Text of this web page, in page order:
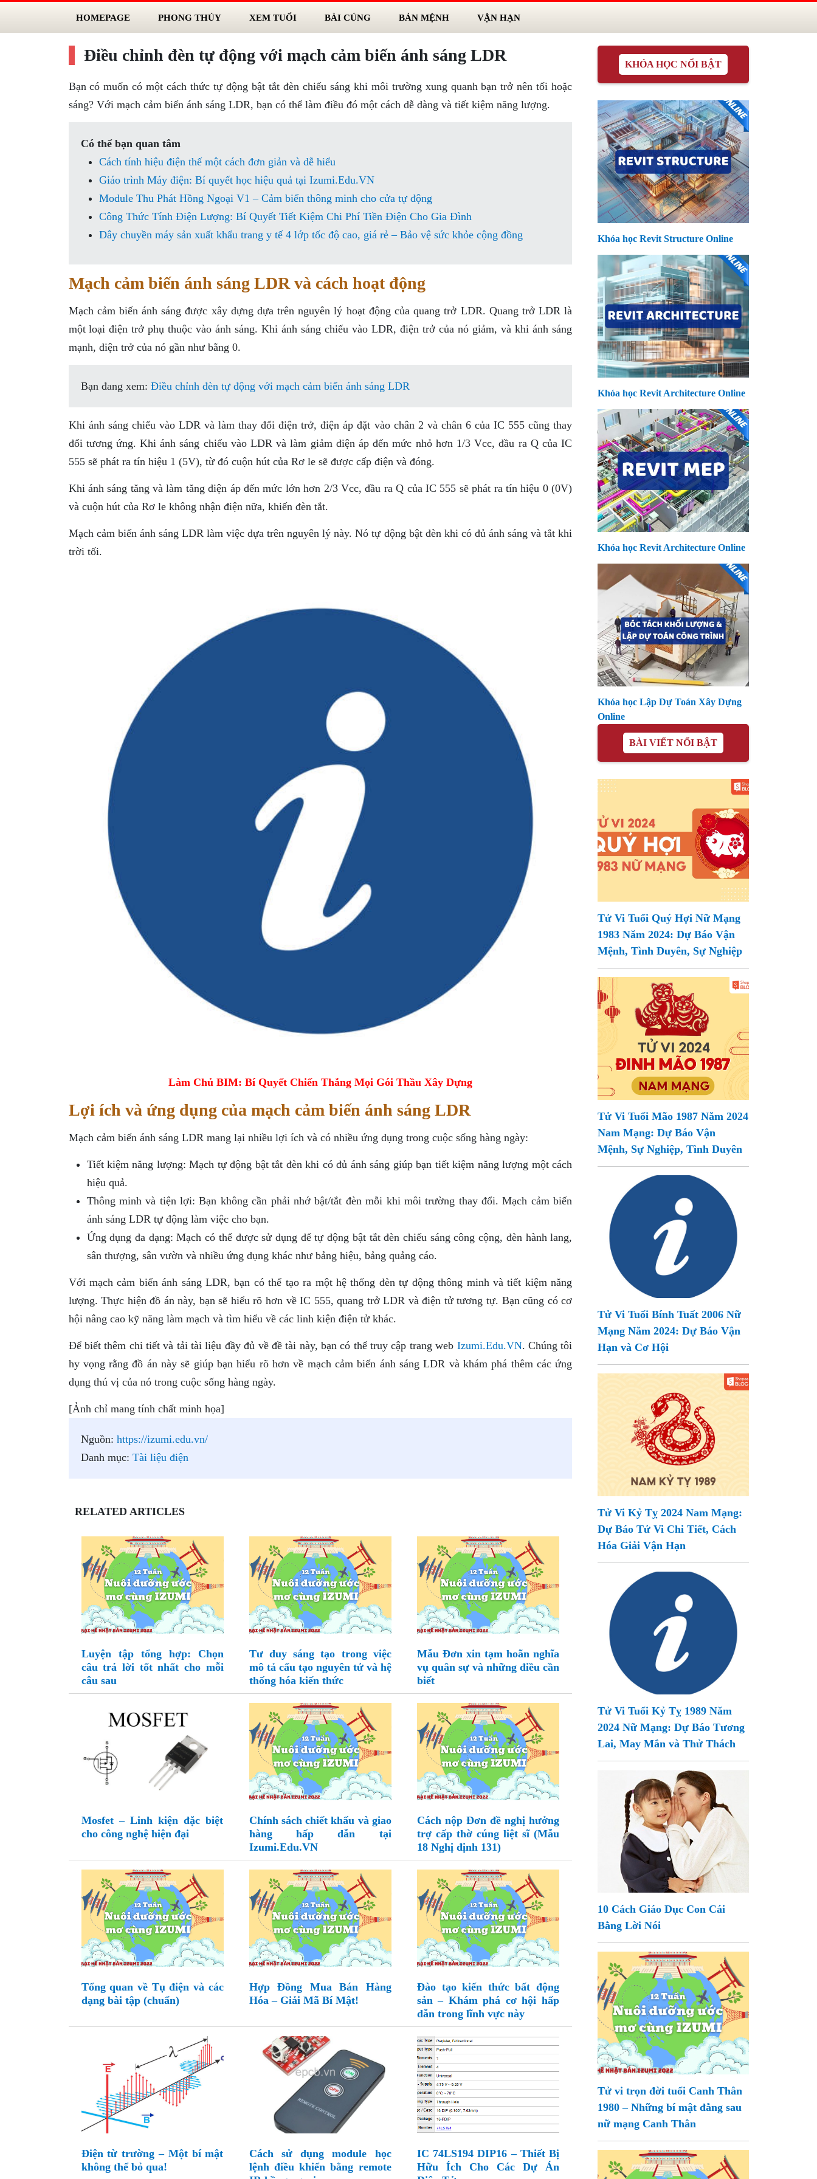
HOMEPAGE PHONG THỦY XEM TUỔI BÀI CÚNG BẢN MỆNH VẬN HẠN
Điều chỉnh đèn tự động với mạch cảm biến ánh sáng LDR
Bạn có muốn có một cách thức tự động bật tắt đèn chiếu sáng khi môi trường xung quanh bạn trở nên tối hoặc
sáng? Với mạch cảm biến ánh sáng LDR, bạn có thể làm điều đó một cách dễ dàng và tiết kiệm năng lượng.
Có thể bạn quan tâm
Cách tính hiệu điện thế một cách đơn giản và dễ hiểu
Giáo trình Máy điện: Bí quyết học hiệu quả tại Izumi.Edu.VN
Module Thu Phát Hồng Ngoại V1 – Cảm biến thông minh cho cửa tự động
Công Thức Tính Điện Lượng: Bí Quyết Tiết Kiệm Chi Phí Tiền Điện Cho Gia Đình
Dây chuyền máy sản xuất khẩu trang y tế 4 lớp tốc độ cao, giá rẻ – Bảo vệ sức khỏe cộng đồng
Mạch cảm biến ánh sáng LDR và cách hoạt động
Mạch cảm biến ánh sáng được xây dựng dựa trên nguyên lý hoạt động của quang trở LDR. Quang trở LDR là
một loại điện trở phụ thuộc vào ánh sáng. Khi ánh sáng chiếu vào LDR, điện trở của nó giảm, và khi ánh sáng
mạnh, điện trở của nó gần như bằng 0.
Bạn đang xem: Điều chỉnh đèn tự động với mạch cảm biến ánh sáng LDR
Khi ánh sáng chiếu vào LDR và làm thay đổi điện trở, điện áp đặt vào chân 2 và chân 6 của IC 555 cũng thay
đổi tương ứng. Khi ánh sáng chiếu vào LDR và làm giảm điện áp đến mức nhỏ hơn 1/3 Vcc, đầu ra Q của IC
555 sẽ phát ra tín hiệu 1 (5V), từ đó cuộn hút của Rơ le sẽ được cấp điện và đóng.
Khi ánh sáng tăng và làm tăng điện áp đến mức lớn hơn 2/3 Vcc, đầu ra Q của IC 555 sẽ phát ra tín hiệu 0 (0V)
và cuộn hút của Rơ le không nhận điện nữa, khiến đèn tắt.
Mạch cảm biến ánh sáng LDR làm việc dựa trên nguyên lý này. Nó tự động bật đèn khi có đủ ánh sáng và tắt khi
trời tối.
Làm Chủ BIM: Bí Quyết Chiến Thắng Mọi Gói Thầu Xây Dựng
Lợi ích và ứng dụng của mạch cảm biến ánh sáng LDR
Mạch cảm biến ánh sáng LDR mang lại nhiều lợi ích và có nhiều ứng dụng trong cuộc sống hàng ngày:
Tiết kiệm năng lượng: Mạch tự động bật tắt đèn khi có đủ ánh sáng giúp bạn tiết kiệm năng lượng một cách
hiệu quả.
Thông minh và tiện lợi: Bạn không cần phải nhớ bật/tắt đèn mỗi khi môi trường thay đổi. Mạch cảm biến
ánh sáng LDR tự động làm việc cho bạn.
Ứng dụng đa dạng: Mạch có thể được sử dụng để tự động bật tắt đèn chiếu sáng công cộng, đèn hành lang,
sân thượng, sân vườn và nhiều ứng dụng khác như bảng hiệu, bảng quảng cáo.
Với mạch cảm biến ánh sáng LDR, bạn có thể tạo ra một hệ thống đèn tự động thông minh và tiết kiệm năng
lượng. Thực hiện đồ án này, bạn sẽ hiểu rõ hơn về IC 555, quang trở LDR và điện tử tương tự. Bạn cũng có cơ
hội nâng cao kỹ năng làm mạch và tìm hiểu về các linh kiện điện tử khác.
Để biết thêm chi tiết và tải tài liệu đầy đủ về đề tài này, bạn có thể truy cập trang web Izumi.Edu.VN. Chúng tôi
hy vọng rằng đồ án này sẽ giúp bạn hiểu rõ hơn về mạch cảm biến ánh sáng LDR và khám phá thêm các ứng
dụng thú vị của nó trong cuộc sống hàng ngày.
[Ảnh chỉ mang tính chất minh họa]
Nguồn: https://izumi.edu.vn/
Danh mục: Tài liệu điện
RELATED ARTICLES
Luyện tập tổng hợp: Chọn
câu trả lời tốt nhất cho mỗi
câu sau
Tư duy sáng tạo trong việc
mô tả cấu tạo nguyên tử và hệ
thống hóa kiến thức
Mẫu Đơn xin tạm hoãn nghĩa
vụ quân sự và những điều cần
biết
Mosfet – Linh kiện đặc biệt
cho công nghệ hiện đại
Chính sách chiết khấu và giao
hàng hấp dẫn tại
Izumi.Edu.VN
Cách nộp Đơn đề nghị hưởng
trợ cấp thờ cúng liệt sĩ (Mẫu
18 Nghị định 131)
Tổng quan về Tụ điện và các
dạng bài tập (chuẩn)
Hợp Đồng Mua Bán Hàng
Hóa – Giải Mã Bí Mật!
Đào tạo kiến thức bất động
sản – Khám phá cơ hội hấp
dẫn trong lĩnh vực này
Điện từ trường – Một bí mật
không thể bỏ qua!
Cách sử dụng module học
lệnh điều khiển bằng remote
IC 74LS194 DIP16 – Thiết Bị
Hữu Ích Cho Các Dự Án
KHÓA HỌC NỔI BẬT
Khóa học Revit Structure Online
Khóa học Revit Architecture Online
Khóa học Revit Architecture Online
Khóa học Lập Dự Toán Xây Dựng
Online
BÀI VIẾT NỔI BẬT
Tử Vi Tuổi Quý Hợi Nữ Mạng
1983 Năm 2024: Dự Báo Vận
Mệnh, Tình Duyên, Sự Nghiệp
Tử Vi Tuổi Mão 1987 Năm 2024
Nam Mạng: Dự Báo Vận
Mệnh, Sự Nghiệp, Tình Duyên
Tử Vi Tuổi Bính Tuất 2006 Nữ
Mạng Năm 2024: Dự Báo Vận
Hạn và Cơ Hội
Tử Vi Kỷ Tỵ 2024 Nam Mạng:
Dự Báo Tử Vi Chi Tiết, Cách
Hóa Giải Vận Hạn
Tử Vi Tuổi Kỷ Tỵ 1989 Năm
2024 Nữ Mạng: Dự Báo Tương
Lai, May Mắn và Thử Thách
10 Cách Giáo Dục Con Cái
Bằng Lời Nói
Tử vi trọn đời tuổi Canh Thân
1980 – Những bí mật đằng sau
nữ mạng Canh Thân